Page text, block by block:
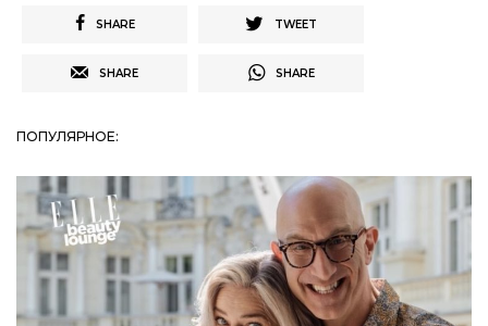
SHARE TWEET
SHARE SHARE
ПОПУЛЯРНОЕ: